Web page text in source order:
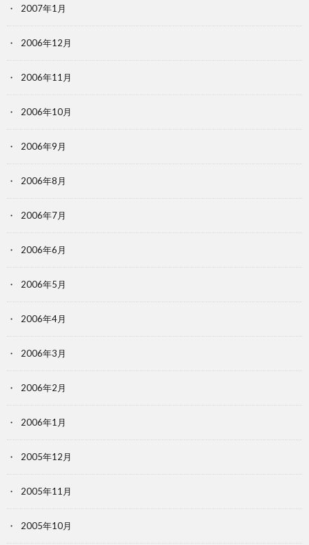
2007年1月
2006年12月
2006年11月
2006年10月
2006年9月
2006年8月
2006年7月
2006年6月
2006年5月
2006年4月
2006年3月
2006年2月
2006年1月
2005年12月
2005年11月
2005年10月